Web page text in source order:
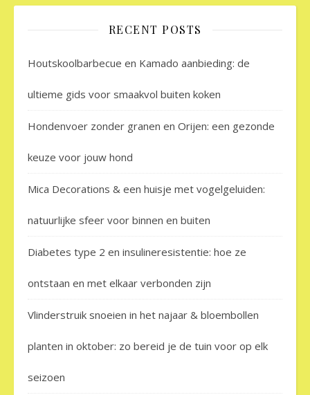
RECENT POSTS
Houtskoolbarbecue en Kamado aanbieding: de
ultieme gids voor smaakvol buiten koken
Hondenvoer zonder granen en Orijen: een gezonde
keuze voor jouw hond
Mica Decorations & een huisje met vogelgeluiden:
natuurlijke sfeer voor binnen en buiten
Diabetes type 2 en insulineresistentie: hoe ze
ontstaan en met elkaar verbonden zijn
Vlinderstruik snoeien in het najaar & bloembollen
planten in oktober: zo bereid je de tuin voor op elk
seizoen